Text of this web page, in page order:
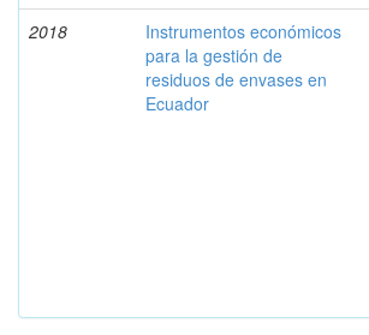
2018
Instrumentos económicos
para la gestión de
residuos de envases en
Ecuador